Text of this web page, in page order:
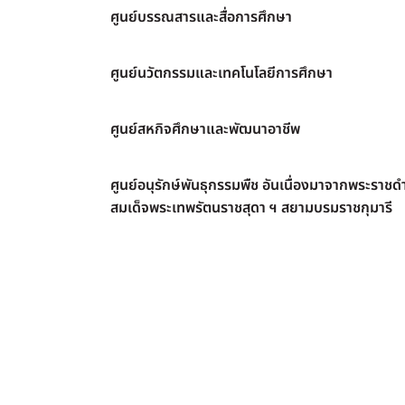
ศูนย์บรรณสารและสื่อการศึกษา
ศูนย์นวัตกรรมและเทคโนโลยีการศึกษา
ศูนย์สหกิจศึกษาและพัฒนาอาชีพ
ศูนย์อนุรักษ์พันธุกรรมพืช อันเนื่องมาจากพระราชด
สมเด็จพระเทพรัตนราชสุดา ฯ สยามบรมราชกุมารี